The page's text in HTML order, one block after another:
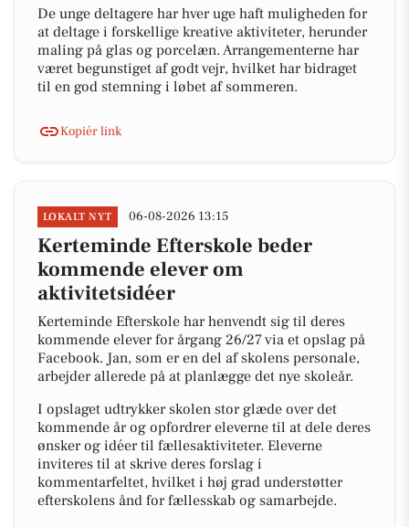
De unge deltagere har hver uge haft muligheden for
at deltage i forskellige kreative aktiviteter, herunder
maling på glas og porcelæn. Arrangementerne har
været begunstiget af godt vejr, hvilket har bidraget
til en god stemning i løbet af sommeren.
Kopiér link
LOKALT NYT 06-08-2026 13:15
Kerteminde Efterskole beder
kommende elever om
aktivitetsidéer
Kerteminde Efterskole har henvendt sig til deres
kommende elever for årgang 26/27 via et opslag på
Facebook. Jan, som er en del af skolens personale,
arbejder allerede på at planlægge det nye skoleår.
I opslaget udtrykker skolen stor glæde over det
kommende år og opfordrer eleverne til at dele deres
ønsker og idéer til fællesaktiviteter. Eleverne
inviteres til at skrive deres forslag i
kommentarfeltet, hvilket i høj grad understøtter
efterskolens ånd for fællesskab og samarbejde.